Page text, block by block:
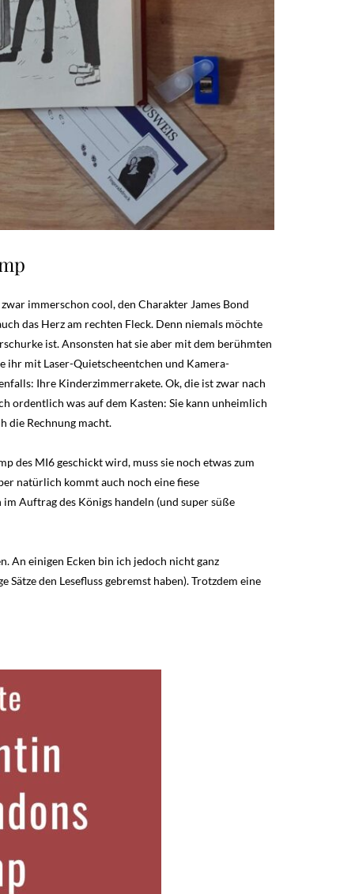
immerschon cool, den Charakter James Bond
das Herz am rechten Fleck. Denn niemals möchte
ist. Ansonsten hat sie aber mit dem berühmten
ihr mit Laser-Quietscheentchen und Kamera-
Ihre Kinderzimmerrakete. Ok, die ist zwar nach
ordentlich was auf dem Kasten: Sie kann unheimlich
die Rechnung macht.
des MI6 geschickt wird, muss sie noch etwas zum
natürlich kommt auch noch eine fiese
Auftrag des Königs handeln (und super süße
An einigen Ecken bin ich jedoch nicht ganz
den Lesefluss gebremst haben). Trotzdem eine